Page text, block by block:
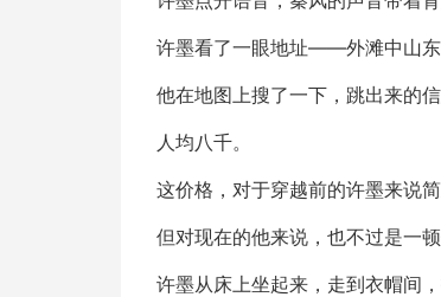
许墨看了一眼地址——外滩中山东
他在地图上搜了一下，跳出来的
人均八千。
这价格，对于穿越前的许墨来说
但对现在的他来说，也不过是一
许墨从床上坐起来，走到衣帽间